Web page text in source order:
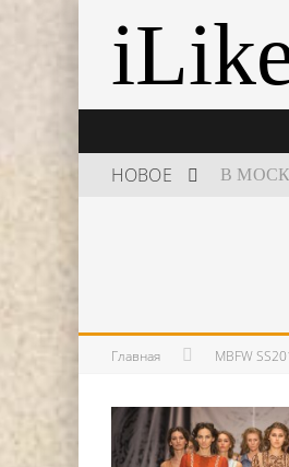
НОВОЕ
Главная MBFW